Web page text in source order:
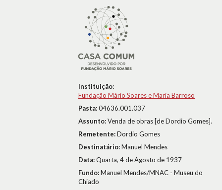
Instituição:
Fundação Mário Soares e Maria Barroso
Pasta:04636.001.037
Assunto:Venda de obras [de Dordio Gomes].
Remetente:Dordio Gomes
Destinatário:Manuel Mendes
Data:Quarta, 4 de Agosto de 1937
Fundo:Manuel Mendes/MNAC - Museu do
Chiado